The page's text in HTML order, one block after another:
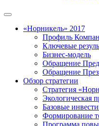
«Норникель» 2017
Профиль
Ключевые
Бизнес-модель
Обращение
Обращение
Обзор стратегии
Стратегия
Экологическая
Базовые
Формирование
Программа